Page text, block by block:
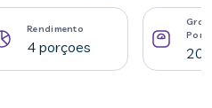
Rendimento
4 porçoes